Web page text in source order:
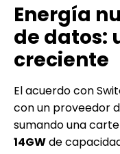
Energía
de datos:
creciente
El acuerdo con
con un proveedor
sumando una
14GWde